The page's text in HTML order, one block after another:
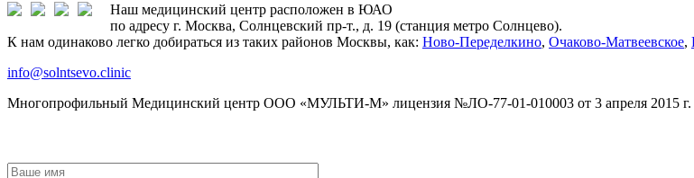
Наш медицинский центр расположен в ЮАО
по адресу г. Москва, Солнцевский пр-т., д. 19 (станция метро Солнцево).
К нам одинаково легко добираться из таких районов Москвы, как: Ново-Переделкино, Очаково-Матвеевское,
info@solntsevo.clinic
Многопрофильный Медицинский центр ООО «МУЛЬТИ-М» лицензия №ЛО-77-01-010003 от 3 апреля 2015